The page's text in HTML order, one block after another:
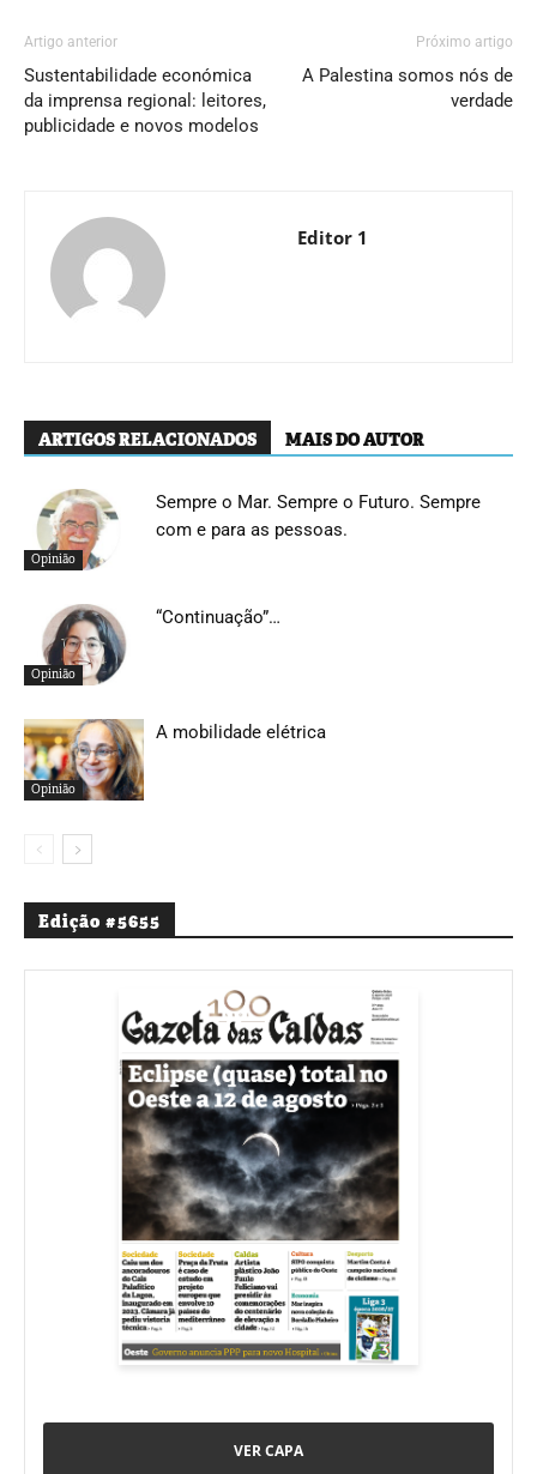
Artigo anterior
Sustentabilidade económica
da imprensa regional: leitores,
publicidade e novos modelos
Próximo artigo
A Palestina somos nós de
verdade
Editor 1
ARTIGOS RELACIONADOS MAIS DO AUTOR
Opinião
Sempre o Mar. Sempre o Futuro. Sempre
com e para as pessoas.
Opinião
“Continuação”…
Opinião
A mobilidade elétrica
Edição #5655
VER CAPA